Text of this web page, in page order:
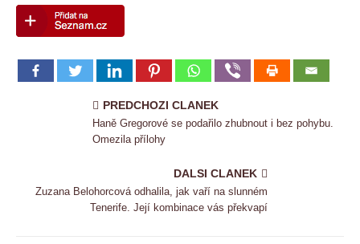
PREDCHOZI CLANEK
Haně Gregorové se podařilo zhubnout i bez pohybu.
Omezila přílohy
DALSI CLANEK
Zuzana Belohorcová odhalila, jak vaří na slunném
Tenerife. Její kombinace vás překvapí